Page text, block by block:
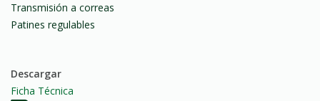
Transmisión a correas
Patines regulables
Descargar
Ficha Técnica